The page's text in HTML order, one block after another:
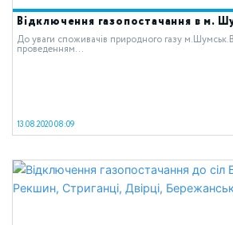
Відключення газопостачання в м.
До уваги споживачів природного газу
проведенням...
13.08.2020 08:09